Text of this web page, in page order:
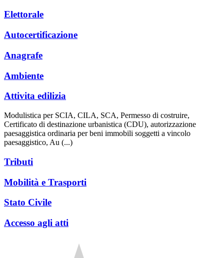
Elettorale
Autocertificazione
Anagrafe
Ambiente
Attivita edilizia
Modulistica per SCIA, CILA, SCA, Permesso di costruire,
Certificato di destinazione urbanistica (CDU), autorizzazione
paesaggistica ordinaria per beni immobili soggetti a vincolo
paesaggistico, Au (...)
Tributi
Mobilità e Trasporti
Stato Civile
Accesso agli atti